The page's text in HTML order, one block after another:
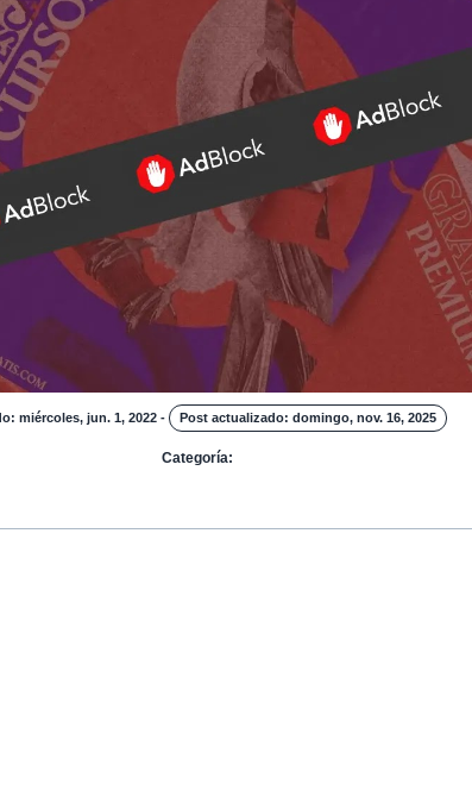
miércoles, jun. 1, 2022 - Post actualizado: domingo, nov. 16, 2025
Categoría: